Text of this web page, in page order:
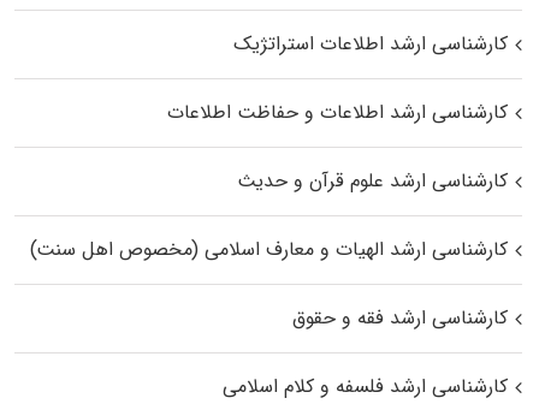
کارشناسی ارشد اطلاعات استراتژیک
کارشناسی ارشد اطلاعات و حفاظت اطلاعات
کارشناسی ارشد علوم قرآن و حدیث
کارشناسی ارشد الهیات و معارف اسلامی (مخصوص اهل سنت)
کارشناسی ارشد فقه و حقوق
کارشناسی ارشد فلسفه و کلام اسلامی